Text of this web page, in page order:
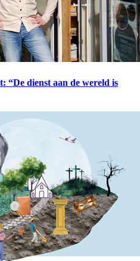
“De dienst aan de wereld is